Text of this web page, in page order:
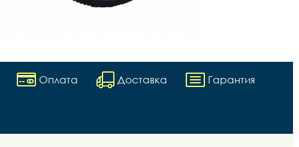
Оплата Доставка Гарантия